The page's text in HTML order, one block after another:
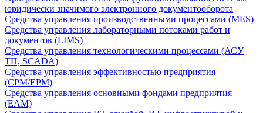
юридически значимого электронного документооборота
Средства управления производственными процессами (MES)
Средства управления лабораторными потоками работ и
документов (LIMS)
Средства управления технологическими процессами (АСУ
ТП, SCADA)
Средства управления эффективностью предприятия
(CPM/EPM)
Средства управления основными фондами предприятия
(EAM)